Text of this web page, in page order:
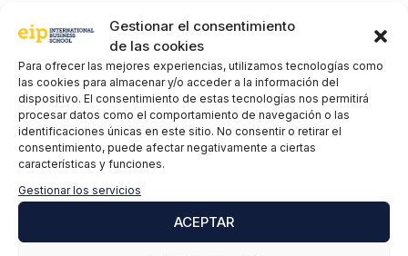
Gestionar el consentimiento
de las cookies
Para ofrecer las mejores experiencias, utilizamos tecnologías como
las cookies para almacenar y/o acceder a la información del
dispositivo. El consentimiento de estas tecnologías nos permitirá
procesar datos como el comportamiento de navegación o las
identificaciones únicas en este sitio. No consentir o retirar el
consentimiento, puede afectar negativamente a ciertas
características y funciones.
Gestionar los servicios
ACEPTAR